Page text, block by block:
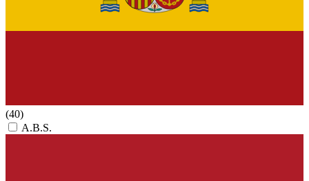
(40)
A.B.S.